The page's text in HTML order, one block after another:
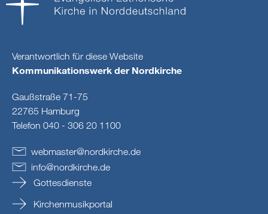
Verantwortlich für diese Website
Kommunikationswerk der Nordkirche
Gaußstraße 71-75
22765 Hamburg
Telefon 040 - 306 20 1100
webmaster@nordkirche.de
info@nordkirche.de
Gottesdienste
Kirchenmusikportal